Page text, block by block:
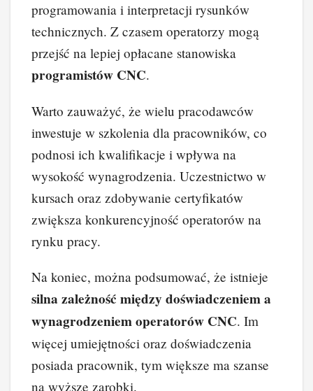
programowania i interpretacji rysunków
technicznych. Z czasem operatorzy mogą
przejść na lepiej opłacane stanowiska
programistów CNC.
Warto zauważyć, że wielu pracodawców
inwestuje w szkolenia dla pracowników, co
podnosi ich kwalifikacje i wpływa na
wysokość wynagrodzenia. Uczestnictwo w
kursach oraz zdobywanie certyfikatów
zwiększa konkurencyjność operatorów na
rynku pracy.
Na koniec, można podsumować, że istnieje
silna zależność między doświadczeniem a
wynagrodzeniem operatorów CNC. Im
więcej umiejętności oraz doświadczenia
posiada pracownik, tym większe ma szanse
na wyższe zarobki.